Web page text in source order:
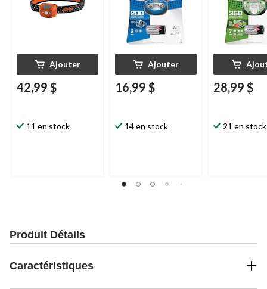
Ajouter
42,99 $
11 en stock
Ajouter
16,99 $
14 en stock
28,99 $
21 en stock
Produit Détails
Caractéristiques